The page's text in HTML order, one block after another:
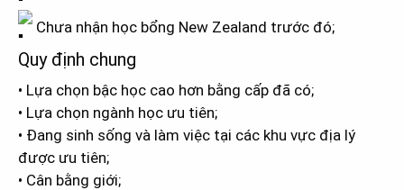
Chưa nhận học bổng New Zealand trước đó;
Quy định chung
• Lựa chọn bậc học cao hơn bằng cấp đã có;
• Lựa chọn ngành học ưu tiên;
• Đang sinh sống và làm việc tại các khu vực địa lý
được ưu tiên;
• Cân bằng giới;